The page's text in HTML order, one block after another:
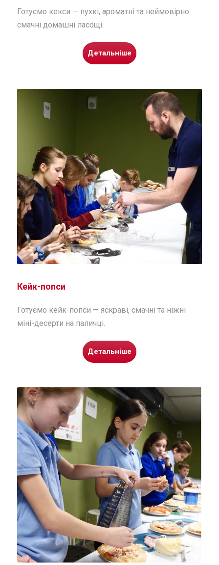
Готуємо кекси — пухкі, ароматні та неймовірно
смачні домашні ласощі.
Детальніше
Кейк-попси
Готуємо кейк-попси — яскраві, смачні та ніжні
міні-десерти на паличці.
Детальніше